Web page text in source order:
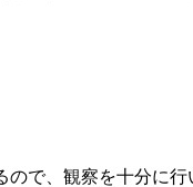
で、観察を十分に